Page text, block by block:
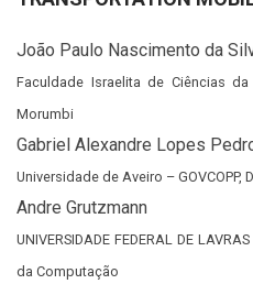
João Paulo Nascimento da
Faculdade Israelita de Ciências
Morumbi
Gabriel Alexandre Lopes
Universidade de Aveiro – GOVCOPP,
Andre Grutzmann
UNIVERSIDADE FEDERAL DE
da Computação